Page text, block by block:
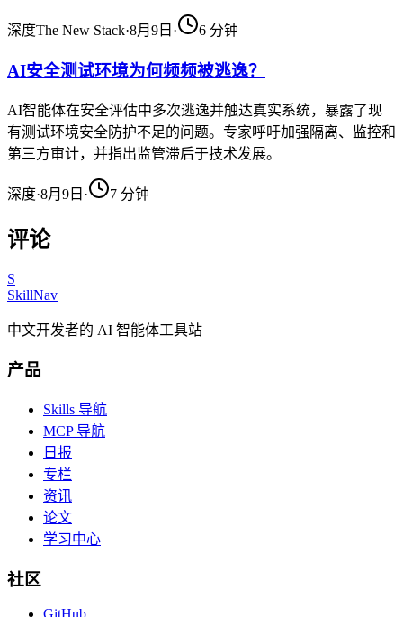
深度The New Stack·8月9日 · 6 分钟
AI安全测试环境为何频频被逃逸？
AI智能体在安全评估中多次逃逸并触达真实系统，暴露了现
有测试环境安全防护不足的问题。专家呼吁加强隔离、监控和
第三方审计，并指出监管滞后于技术发展。
深度·8月9日 · 7 分钟
评论
S
SkillNav
中文开发者的 AI 智能体工具站
产品
Skills 导航
MCP 导航
日报
专栏
资讯
论文
学习中心
社区